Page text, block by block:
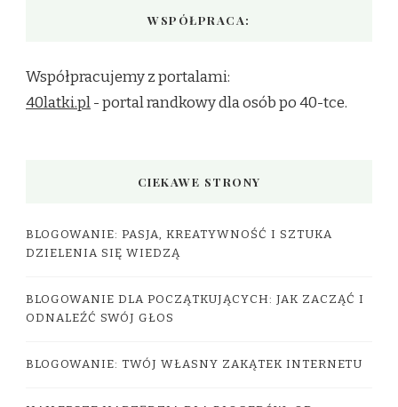
WSPÓŁPRACA:
Współpracujemy z portalami:
40latki.pl- portal randkowy dla osób po 40-tce.
CIEKAWE STRONY
BLOGOWANIE: PASJA, KREATYWNOŚĆ I SZTUKA
DZIELENIA SIĘ WIEDZĄ
BLOGOWANIE DLA POCZĄTKUJĄCYCH: JAK ZACZĄĆ I
ODNALEŹĆ SWÓJ GŁOS
BLOGOWANIE: TWÓJ WŁASNY ZAKĄTEK INTERNETU